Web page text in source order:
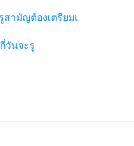
ามัญต้องเตรียมเ
วันจะรู